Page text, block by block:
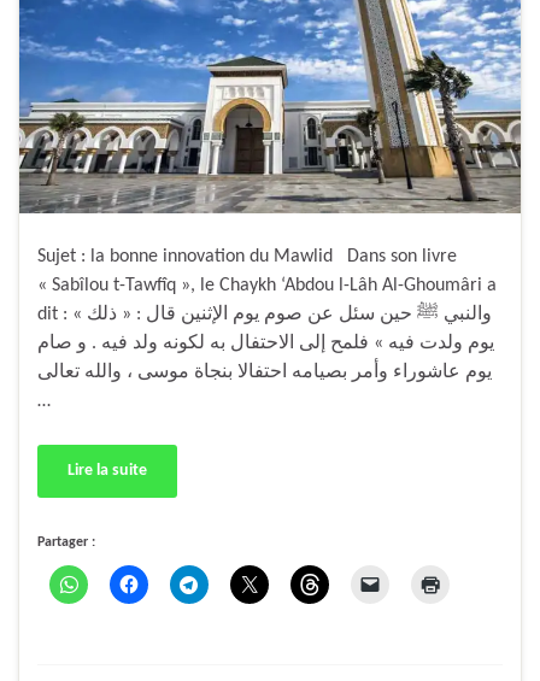
Sujet : la bonne innovation du Mawlid Dans son livre
« Sabîlou t-Tawfîq », le Chaykh ‘Abdou l-Lâh Al-Ghoumâri a
dit : « والنبي ﷺ حين سئل عن صوم يوم الإثنين قال : « ذلك
يوم ولدت فيه » فلمح إلى الاحتفال به لكونه ولد فيه . و صام
يوم عاشوراء وأمر بصيامه احتفالا بنجاة موسى ، والله تعالى
…
Lire la suite
Partager :